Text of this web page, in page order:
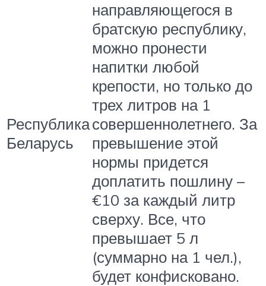
Республика
Беларусь
направляющегося в
братскую республику,
можно пронести
напитки любой
крепости, но только до
трех литров на 1
совершеннолетнего. За
превышение этой
нормы придется
доплатить пошлину –
€10 за каждый литр
сверху. Все, что
превышает 5 л
(суммарно на 1 чел.),
будет конфисковано.